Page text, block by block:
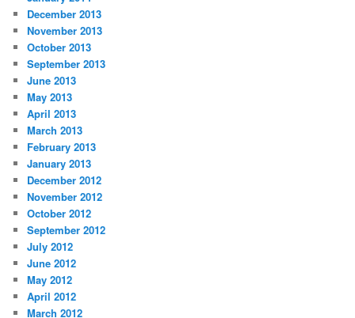
December 2013
November 2013
October 2013
September 2013
June 2013
May 2013
April 2013
March 2013
February 2013
January 2013
December 2012
November 2012
October 2012
September 2012
July 2012
June 2012
May 2012
April 2012
March 2012